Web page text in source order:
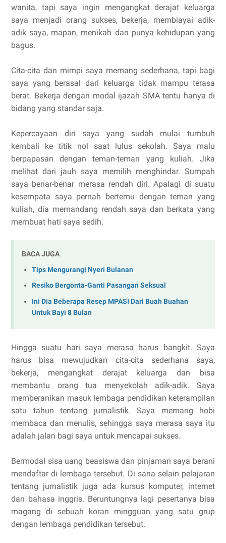
wanita, tapi saya ingin mengangkat derajat keluarga
saya menjadi orang sukses, bekerja, membiayai adik-
adik saya, mapan, menikah dan punya kehidupan yang
bagus.
Cita-cita dan mimpi saya memang sederhana, tapi bagi
saya yang berasal dari keluarga tidak mampu terasa
berat. Bekerja dengan modal ijazah SMA tentu hanya di
bidang yang standar saja.
Kepercayaan diri saya yang sudah mulai tumbuh
kembali ke titik nol saat lulus sekolah. Saya malu
berpapasan dengan teman-teman yang kuliah. Jika
melihat dari jauh saya memilih menghindar. Sumpah
saya benar-benar merasa rendah diri. Apalagi di suatu
kesempata saya pernah bertemu dengan teman yang
kuliah, dia memandang rendah saya dan berkata yang
membuat hati saya sedih.
BACA JUGA
Tips Mengurangi Nyeri Bulanan
Resiko Bergonta-Ganti Pasangan Seksual
Ini Dia Beberapa Resep MPASI Dari Buah Buahan
Untuk Bayi 8 Bulan
Hingga suatu hari saya merasa harus bangkit. Saya
harus bisa mewujudkan cita-cita sederhana saya,
bekerja, mengangkat derajat keluarga dan bisa
membantu orang tua menyekolah adik-adik. Saya
memberanikan masuk lembaga pendidikan keterampilan
satu tahun tentang jurnalistik. Saya memang hobi
membaca dan menulis, sehingga saya merasa saya itu
adalah jalan bagi saya untuk mencapai sukses.
Bermodal sisa uang beasiswa dan pinjaman saya berani
mendaftar di lembaga tersebut. Di sana selain pelajaran
tentang jurnalistik juga ada kursus komputer, internet
dan bahasa inggris. Beruntungnya lagi pesertanya bisa
magang di sebuah koran mingguan yang satu grup
dengan lembaga pendidikan tersebut.